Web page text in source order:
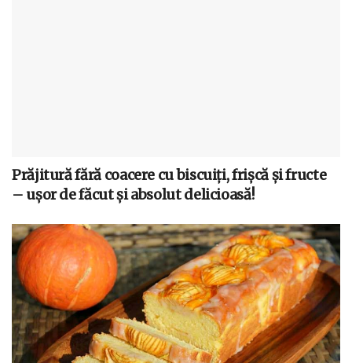
Prăjitură fără coacere cu biscuiți, frișcă și fructe
– ușor de făcut și absolut delicioasă!